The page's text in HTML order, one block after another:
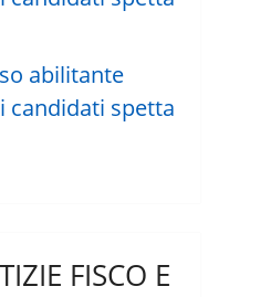
abilitante
candidati spetta
FISCO E